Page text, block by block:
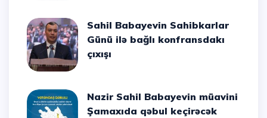
Sahil Babayevin Sahibkarlar
Günü ilə bağlı konfransdakı
çıxışı
Nazir Sahil Babayevin müavini
Şamaxıda qəbul keçirəcək